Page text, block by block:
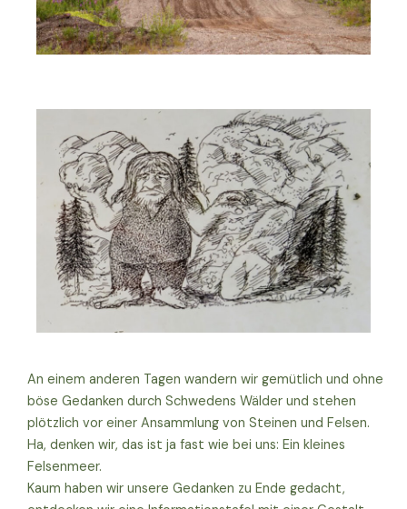
An einem anderen Tagen wandern wir gemütlich und ohne
böse Gedanken durch Schwedens Wälder und stehen
plötzlich vor einer Ansammlung von Steinen und Felsen.
Ha, denken wir, das ist ja fast wie bei uns: Ein kleines
Felsenmeer.
Kaum haben wir unsere Gedanken zu Ende gedacht,